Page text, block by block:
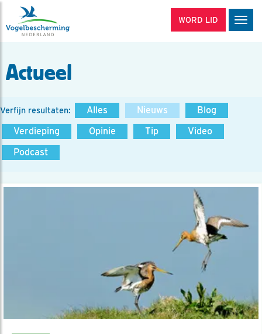
WORD LID
Actueel
Verfijn resultaten: Alles Nieuws
Blog
Verdieping
Opinie Tip
Video
Podcast